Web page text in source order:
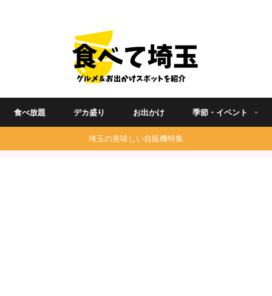
食べ放題 デカ盛り お出かけ 季節・イベント
埼玉の美味しい自販機特集